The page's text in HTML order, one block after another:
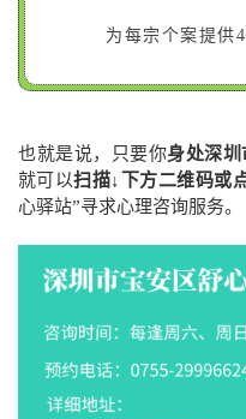
为每宗个案提供
也就是说，只要你身处深圳
就可以扫描↓下方二维码或
心驿站”寻求心理咨询服务。